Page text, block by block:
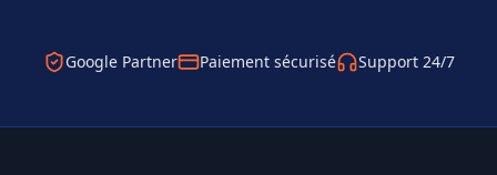
Google Partner Paiement sécurisé Support 24/7